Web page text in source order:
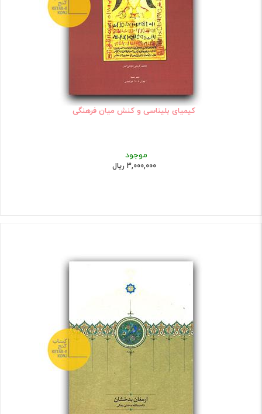
کیمیای بلیناسی و کنش میان فرهنگی
موجود
3,000,000 ریال